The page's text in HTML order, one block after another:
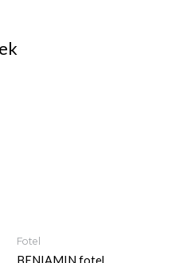
Fotel
BENIAMIN fotel